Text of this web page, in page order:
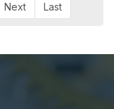
Next Last